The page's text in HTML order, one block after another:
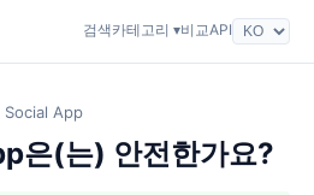
검색카테고리 ▾비교API
Social App
은(는) 안전한가요?